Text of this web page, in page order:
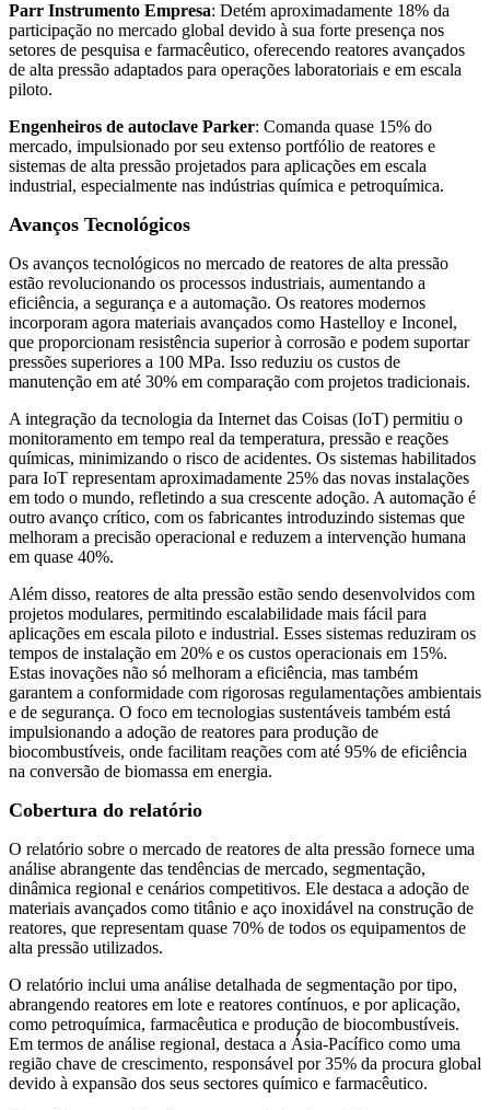
Parr Instrumento Empresa: Detém aproximadamente 18% da
participação no mercado global devido à sua forte presença nos
setores de pesquisa e farmacêutico, oferecendo reatores avançados
de alta pressão adaptados para operações laboratoriais e em escala
piloto.
Engenheiros de autoclave Parker: Comanda quase 15% do
mercado, impulsionado por seu extenso portfólio de reatores e
sistemas de alta pressão projetados para aplicações em escala
industrial, especialmente nas indústrias química e petroquímica.
Avanços Tecnológicos
Os avanços tecnológicos no mercado de reatores de alta pressão
estão revolucionando os processos industriais, aumentando a
eficiência, a segurança e a automação. Os reatores modernos
incorporam agora materiais avançados como Hastelloy e Inconel,
que proporcionam resistência superior à corrosão e podem suportar
pressões superiores a 100 MPa. Isso reduziu os custos de
manutenção em até 30% em comparação com projetos tradicionais.
A integração da tecnologia da Internet das Coisas (IoT) permitiu o
monitoramento em tempo real da temperatura, pressão e reações
químicas, minimizando o risco de acidentes. Os sistemas habilitados
para IoT representam aproximadamente 25% das novas instalações
em todo o mundo, refletindo a sua crescente adoção. A automação é
outro avanço crítico, com os fabricantes introduzindo sistemas que
melhoram a precisão operacional e reduzem a intervenção humana
em quase 40%.
Além disso, reatores de alta pressão estão sendo desenvolvidos com
projetos modulares, permitindo escalabilidade mais fácil para
aplicações em escala piloto e industrial. Esses sistemas reduziram os
tempos de instalação em 20% e os custos operacionais em 15%.
Estas inovações não só melhoram a eficiência, mas também
garantem a conformidade com rigorosas regulamentações ambientais
e de segurança. O foco em tecnologias sustentáveis ​​também está
impulsionando a adoção de reatores para produção de
biocombustíveis, onde facilitam reações com até 95% de eficiência
na conversão de biomassa em energia.
Cobertura do relatório
O relatório sobre o mercado de reatores de alta pressão fornece uma
análise abrangente das tendências de mercado, segmentação,
dinâmica regional e cenários competitivos. Ele destaca a adoção de
materiais avançados como titânio e aço inoxidável na construção de
reatores, que representam quase 70% de todos os equipamentos de
alta pressão utilizados.
O relatório inclui uma análise detalhada de segmentação por tipo,
abrangendo reatores em lote e reatores contínuos, e por aplicação,
como petroquímica, farmacêutica e produção de biocombustíveis.
Em termos de análise regional, destaca a Ásia-Pacífico como uma
região chave de crescimento, responsável por 35% da procura global
devido à expansão dos seus sectores químico e farmacêutico.